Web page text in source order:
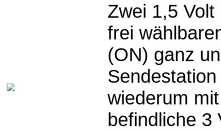
Zwei 1,5
frei
(ON) ganz
wiederum
befindliche 3